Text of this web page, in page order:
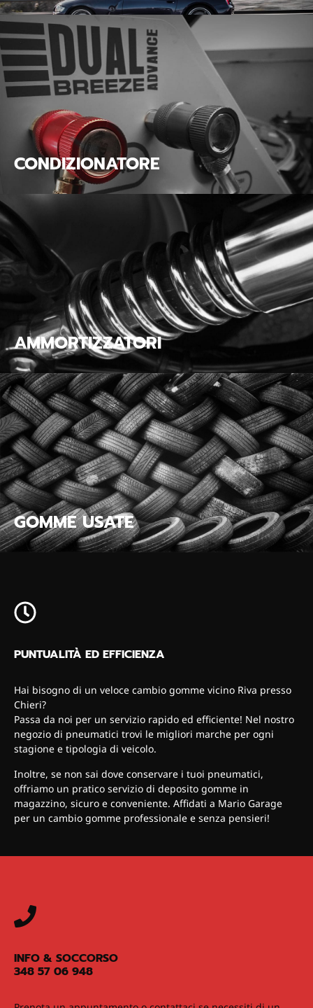
CONDIZIONATORE
AMMORTIZZATORI
GOMME USATE
PUNTUALITÀ ED EFFICIENZA
Hai bisogno di un veloce cambio gomme vicino Riva presso
Chieri?
Passa da noi per un servizio rapido ed efficiente! Nel nostro
negozio di pneumatici trovi le migliori marche per ogni
stagione e tipologia di veicolo.
Inoltre, se non sai dove conservare i tuoi pneumatici,
offriamo un pratico servizio di deposito gomme in
magazzino, sicuro e conveniente. Affidati a Mario Garage
per un cambio gomme professionale e senza pensieri!
INFO & SOCCORSO
348 57 06 948